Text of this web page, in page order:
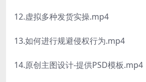
12.虚拟多种发货实操.mp4
13.如何进行规避侵权行为.mp4
14.原创主图设计-提供PSD模板.mp4